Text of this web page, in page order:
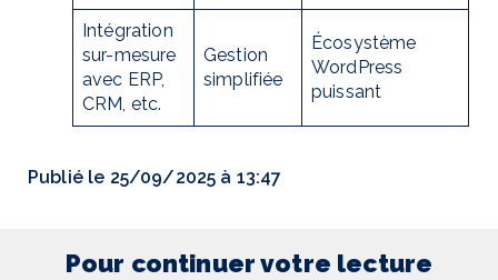
Intégration
sur-mesure
avec ERP,
CRM, etc.
Gestion
simplifiée
Écosystème
WordPress
puissant
Publié le 25/09/2025 à 13:47
Pour continuer votre lecture